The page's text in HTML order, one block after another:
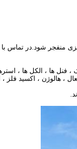
منفجر شود.در تماس با
، فنل ها ، الکل ها ،
، هالوژن ، اکسید فلز